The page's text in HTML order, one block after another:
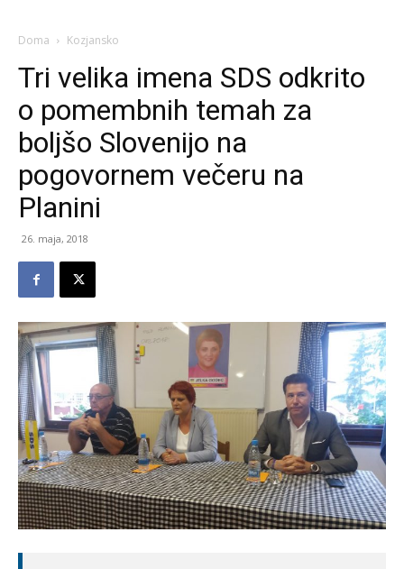
Doma Kozjansko
Tri velika imena SDS odkrito
o pomembnih temah za
boljšo Slovenijo na
pogovornem večeru na
Planini
26. maja, 2018